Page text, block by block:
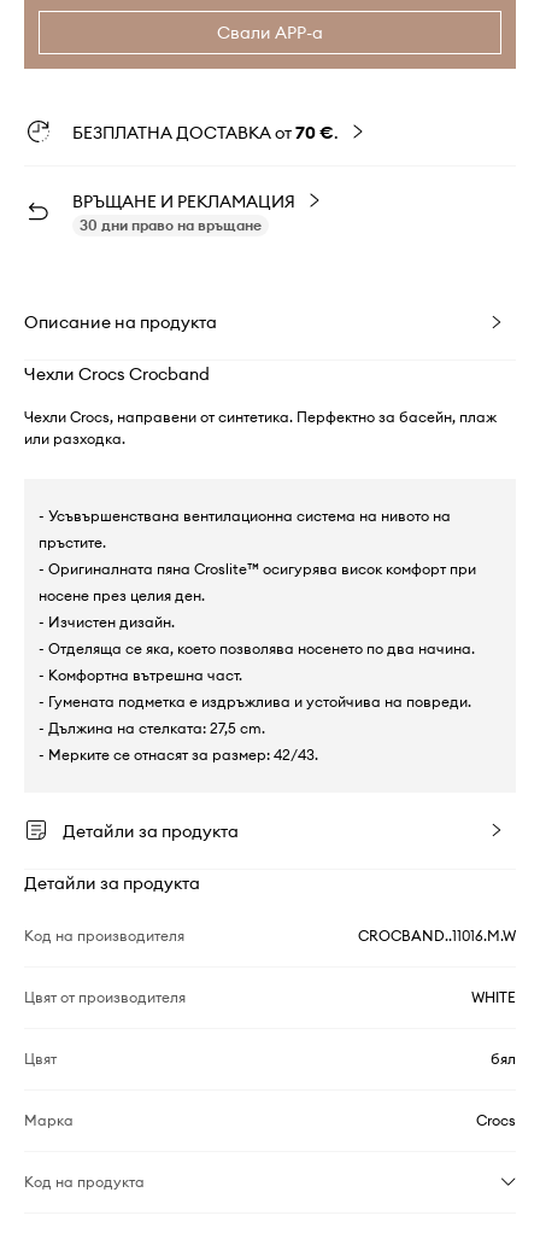
Свали APP-а
БЕЗПЛАТНА ДОСТАВКА от70 €.
ВРЪЩАНЕ И РЕКЛАМАЦИЯ
30 дни право на връщане
Описание на продукта
Чехли Crocs Crocband
Чехли Crocs, направени от синтетика. Перфектно за басейн, плаж
или разходка.
- Усъвършенствана вентилационна система на нивото на
пръстите.
- Оригиналната пяна Croslite™ осигурява висок комфорт при
носене през целия ден.
- Изчистен дизайн.
- Отделяща се яка, което позволява носенето по два начина.
- Комфортна вътрешна част.
- Гумената подметка е издръжлива и устойчива на повреди.
- Дължина на стелката: 27,5 cm.
- Мерките се отнасят за размер: 42/43.
Детайли за продукта
Детайли за продукта
Код на производителя CROCBAND..11016.M.W
Цвят от производителя WHITE
Цвят бял
Марка Crocs
Код на продукта